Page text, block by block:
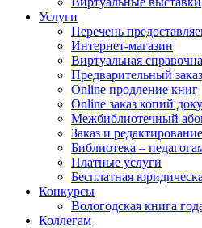
Услуги
Перечень
Интернет-магазин
Виртуальная
Предварительный
Online продление книг
Online заказ копий
Межбиблиотечный
Заказ и
Библиотека –
Платные услуги
Бесплатная
Конкурсы
Вологодская книга
Коллегам